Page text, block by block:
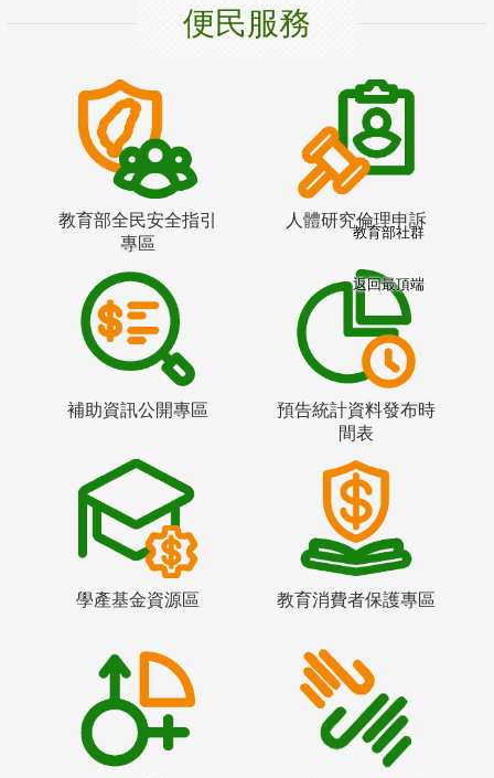
便民服務
教育部全民安全指引
專區
人體研究倫理申訴
補助資訊公開專區
預告統計資料發布時
間表
學產基金資源區 教育消費者保護專區
教育部社群
返回最頂端